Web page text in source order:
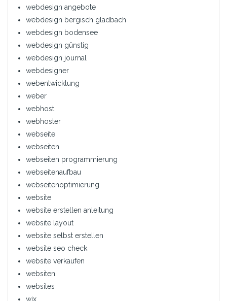
webdesign angebote
webdesign bergisch gladbach
webdesign bodensee
webdesign günstig
webdesign journal
webdesigner
webentwicklung
weber
webhost
webhoster
webseite
webseiten
webseiten programmierung
webseitenaufbau
webseitenoptimierung
website
website erstellen anleitung
website layout
website selbst erstellen
website seo check
website verkaufen
websiten
websites
wix